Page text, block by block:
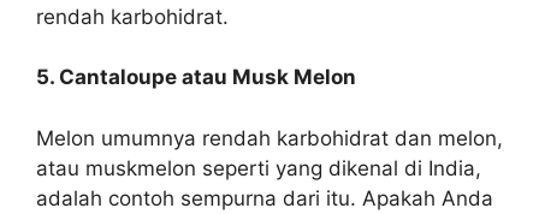
rendah karbohidrat.
5. Cantaloupe atau Musk Melon
Melon umumnya rendah karbohidrat dan melon,
atau muskmelon seperti yang dikenal di India,
adalah contoh sempurna dari itu. Apakah Anda